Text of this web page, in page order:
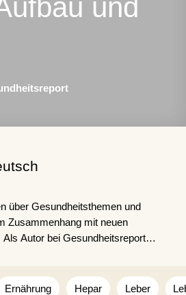
und
über Gesundheitsthemen und
Zusammenhang mit neuen
Autor bei Gesundheitsreport
machen.
Ernährung Hepar Leber